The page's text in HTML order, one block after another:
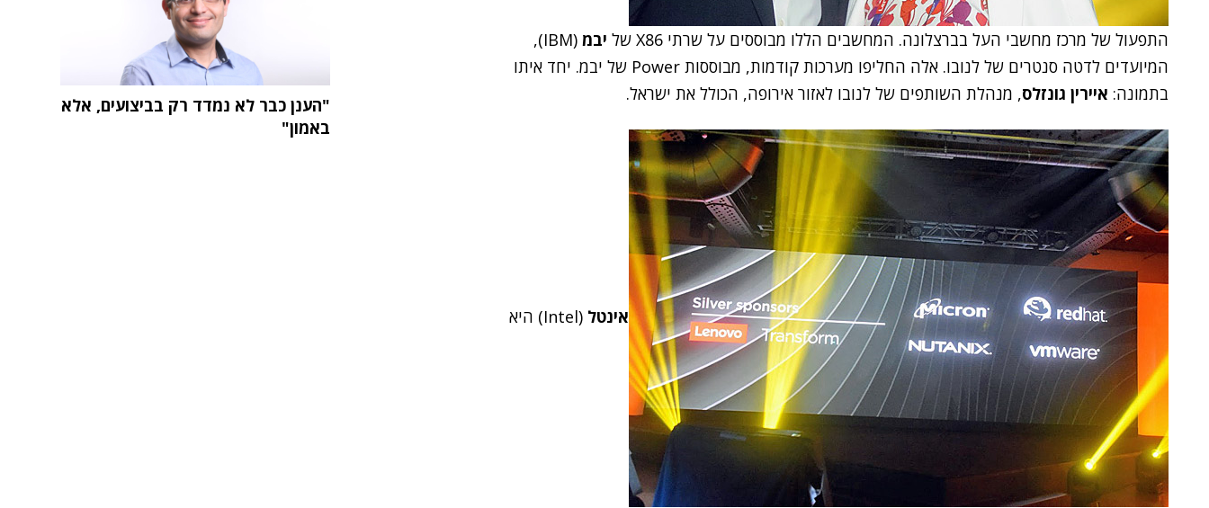
התפעול של מרכז מחשבי העל בברצלונה. המחשבים הללו מבוססים על שרתי X86 של יבמ
(IBM),
המיועדים לדטה סנטרים של לנובו. אלה החליפו מערכות קודמות, מבוססות Power של יבמ. יחד איתו
בתמונה: איירין גונזלס, מנהלת השותפים של לנובו לאזור אירופה, הכולל את ישראל.
אינטל (Intel) היא
"הענן כבר לא נמדד רק בביצועים, אלא
באמון"